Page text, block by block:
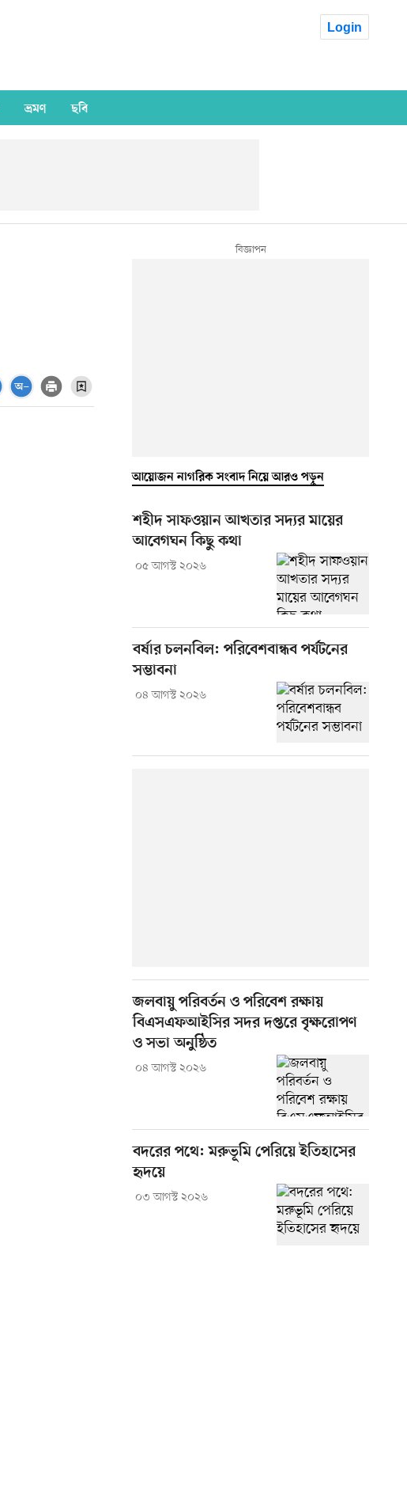
Login
ভ্রমণ ছবি
আয়োজন নাগরিক সংবাদ নিয়ে আরও পড়ুন
শহীদ সাফওয়ান আখতার সদ্যর মায়ের
আবেগঘন কিছু কথা
০৫ আগস্ট ২০২৬
বর্ষার চলনবিল: পরিবেশবান্ধব পর্যটনের
সম্ভাবনা
০৪ আগস্ট ২০২৬
জলবায়ু পরিবর্তন ও পরিবেশ রক্ষায়
বিএসএফআইসির সদর দপ্তরে বৃক্ষরোপণ
ও সভা অনুষ্ঠিত
০৪ আগস্ট ২০২৬
বদরের পথে: মরুভূমি পেরিয়ে ইতিহাসের
হৃদয়ে
০৩ আগস্ট ২০২৬